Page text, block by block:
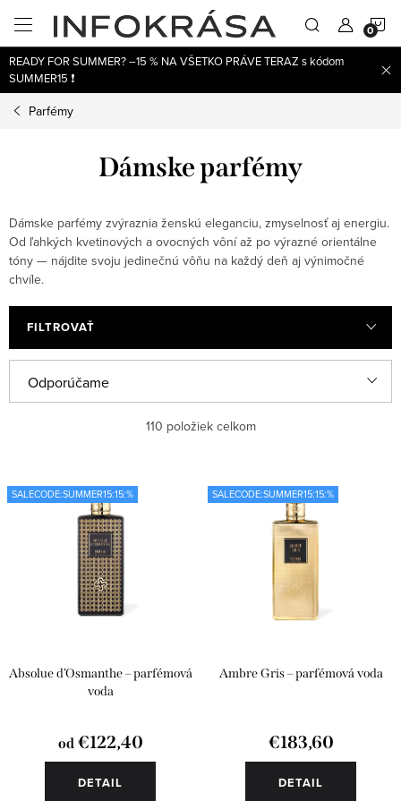
obsah
READY FOR SUMMER? –15 % NA VŠETKO PRÁVE TERAZ s kódom
SUMMER15 ❗
Parfémy
Dámske parfémy
Dámske parfémy zvýraznia ženskú eleganciu, zmyselnosť aj energiu.
Od ľahkých kvetinových a ovocných vôní až po výrazné orientálne
tóny — nájdite svoju jedinečnú vôňu na každý deň aj výnimočné
chvíle.
FILTROVAŤ
ý
s
k
a
n
d
Odporúčame
Najpredávanejšie
Abecedne
110 položiek celkom
SALECODE:SUMMER15:15:%
Absolue d’Osmanthe – parfémová
voda
od€122,40
DETAIL
SALECODE:SUMMER15:15:%
Ambre Gris – parfémová voda
€183,60
DETAIL